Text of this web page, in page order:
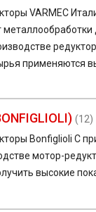
VARMEC
применяются
(12)
Bonfiglioli C
мотор-
высокие